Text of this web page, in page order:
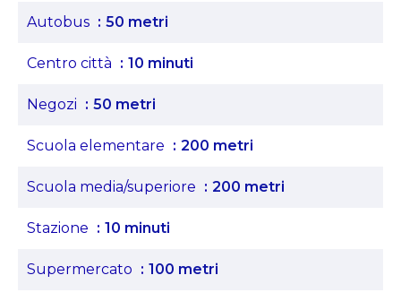
Autobus 50 metri
Centro città 10 minuti
Negozi 50 metri
Scuola elementare 200 metri
Scuola media/superiore 200 metri
Stazione 10 minuti
Supermercato 100 metri